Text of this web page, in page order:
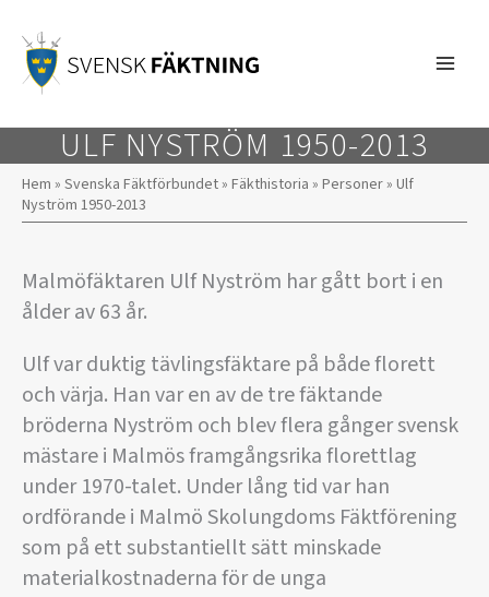
innehåll
ULF NYSTRÖM 1950-2013
Hem » Svenska Fäktförbundet» Fäkthistoria » Personer» Ulf
Nyström 1950-2013
Malmöfäktaren Ulf Nyström har gått bort i en
ålder av 63 år.
Ulf var duktig tävlingsfäktare på både florett
och värja. Han var en av de tre fäktande
bröderna Nyström och blev flera gånger svensk
mästare i Malmös framgångsrika florettlag
under 1970-talet. Under lång tid var han
ordförande i Malmö Skolungdoms Fäktförening
som på ett substantiellt sätt minskade
materialkostnaderna för de unga